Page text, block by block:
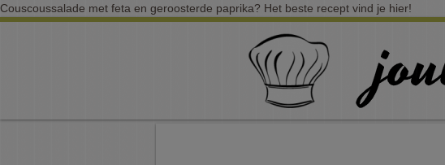
Couscoussalade met feta en geroosterde paprika? Het beste recept vind je hier!